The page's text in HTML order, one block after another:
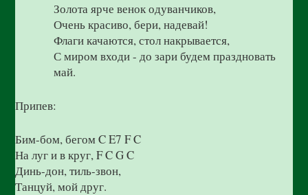
Золота ярче венок одуванчиков,
Очень красиво, бери, надевай!
Флаги качаются, стол накрывается,
С миром входи - до зари будем праздновать
май.
Припев:
Бим-бом, бегом C E7 F C
На луг и в круг, F C G C
Динь-дон, тиль-звон,
Танцуй, мой друг.